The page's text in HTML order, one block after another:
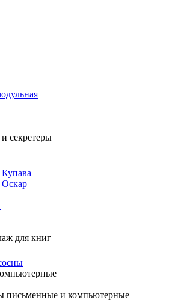
секретеры
Оскар
для книг
письменные и компьютерные